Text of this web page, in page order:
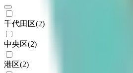
千代田区(2)
中央区(2)
港区(2)